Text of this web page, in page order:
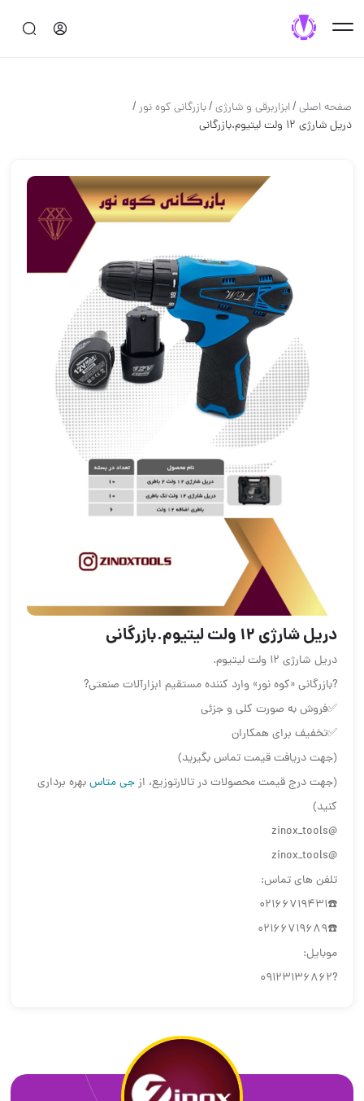
صفحه اصلی/ابزاربرقی و شارژی/بازرگانی کوه نور/
دریل شارژی ۱۲ ولت لیتیوم.بازرگانی
دریل شارژی ۱۲ ولت لیتیوم.بازرگانی
دریل شارژی ۱۲ ولت لیتیوم.
?بازرگانی «کوه نور» وارد کننده مستقیم ابزارآلات صنعتی?
✅فروش به صورت کلی و جزئی
✅تخفیف برای همکاران
(جهت دریافت قیمت تماس بگیرید)
(جهت درج قیمت محصولات در تالارتوزیع، ازجی متاسبهره برداری
کنید)
@zinox_tools
@zinox_tools
تلفن های تماس:
☎️02166719431
☎️02166719689
موبایل:
?09123136862